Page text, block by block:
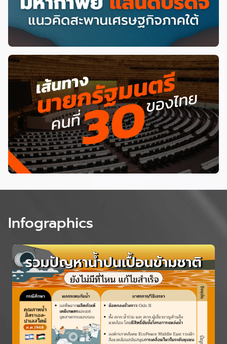
Infographics